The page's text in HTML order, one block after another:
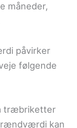
måneder,
påvirker
følgende
træbriketter
kan